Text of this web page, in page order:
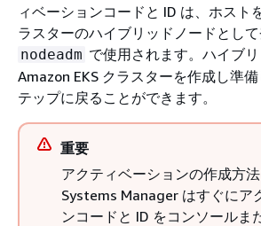
ィベーションコードと ID は、ホスト
ラスターのハイブリッドノードとして
nodeadm で使用されます。ハイブ
Amazon EKS クラスターを作成し準
テップに戻ることができます。
重要
アクティベーションの作成方法
Systems Manager はすぐにア
ンコードと ID をコンソールま